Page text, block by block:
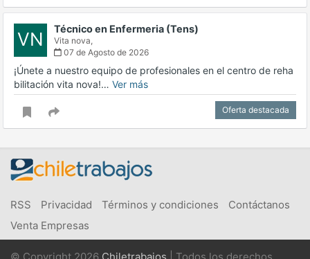
VN Técnico en Enfermeria (Tens)
Vita nova,
07 de Agosto de 2026
¡Únete a nuestro equipo de profesionales en el centro de reha
bilitación vita nova!… Ver más
Oferta destacada
RSS Privacidad Términos y condiciones
Contáctanos
Venta Empresas